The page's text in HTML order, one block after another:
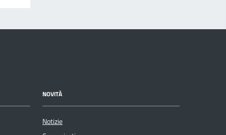
NOVITÀ
Notizie